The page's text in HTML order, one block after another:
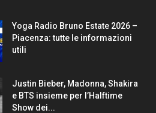
Yoga Radio Bruno Estate 2026 –
Piacenza: tutte le informazioni
utili
Justin Bieber, Madonna, Shakira
e BTS insieme per l’Halftime
Show dei...